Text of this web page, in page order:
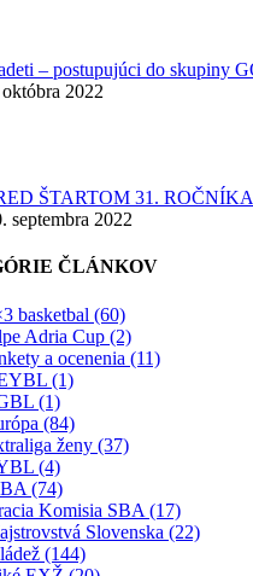
– postupujúci do skupiny
2022
ŠTARTOM 31.
septembra 2022
ČLÁNKOV
basketbal (60)
Adria Cup (2)
a ocenenia (11)
(1)
(1)
(84)
ženy (37)
(4)
(74)
Komisia SBA (17)
Slovenska (22)
(144)